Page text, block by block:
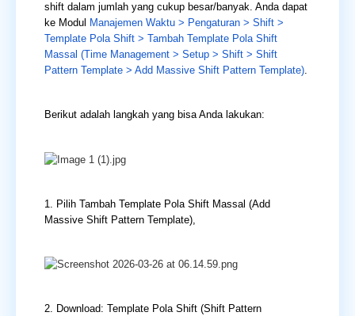
shift dalam jumlah yang cukup besar/banyak. Anda dapat
ke Modul Manajemen Waktu > Pengaturan > Shift >
Template Pola Shift > Tambah Template Pola Shift
Massal (Time Management > Setup > Shift > Shift
Pattern Template > Add Massive Shift Pattern Template).
Berikut adalah langkah yang bisa Anda lakukan:
1. Pilih Tambah Template Pola Shift Massal (Add
Massive Shift Pattern Template),
2. Download: Template Pola Shift (Shift Pattern